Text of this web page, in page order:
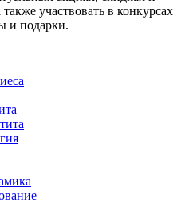
участвовать в конкурсах
и подарки.